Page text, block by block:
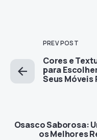
PREV POST
Cores e
para
Seus Móveis
Osasco Saborosa:
os Melhores